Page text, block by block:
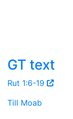
GT text
Rut 1:6-19
Till Moab